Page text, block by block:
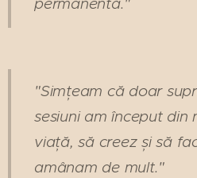
"Simțeam că doar
sesiuni am început din
viață, să creez și să
amânam de mult."